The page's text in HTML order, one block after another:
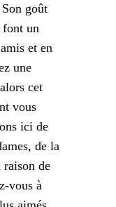
goût
font un
et en
une
cet
vous
ici de
de la
raison de
vous à